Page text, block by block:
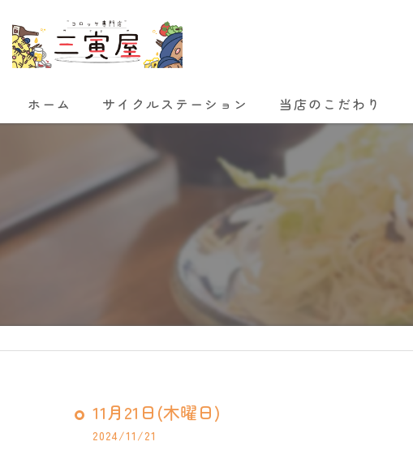
ホーム サイクルステーション 当店のこだわり
11月21日(木曜日)
2024/11/21